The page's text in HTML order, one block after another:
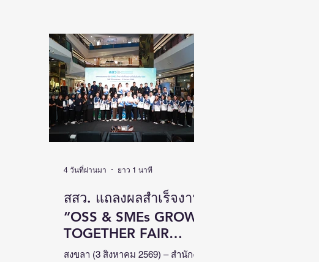
สร้างสังคมที่ทุกคนเข้าถึง มีส่วนร่วม
เติบโตไปด้วยกัน วันที่ 4 สิงหาคม
2569 นายนิกร โสมกลาง รัฐมนตรี
ว่าการกระทรวงการพัฒนาสังคมและ
ความมั่นคงของมนุษย์ (รมว.พม.) เป็น
ประธานเปิดงานสัมมนาวิชาการระดับ
ชาติด้านคนพิการ ครั้งที่ 18 (NCPD
2026) ภายใต้แนวคิด “From Learning
to Earning : Innovation for Persons
สสว. แถลงผลสำเร็จงาน
“OSS & SMEs GROW
TOGETHER FAIR
2026”ณ จังหวัดสงขลา
สงขลา (3 สิงหาคม 2569) – สำนักงาน
4 วันที่ผ่านมา ยาว 1 นาที